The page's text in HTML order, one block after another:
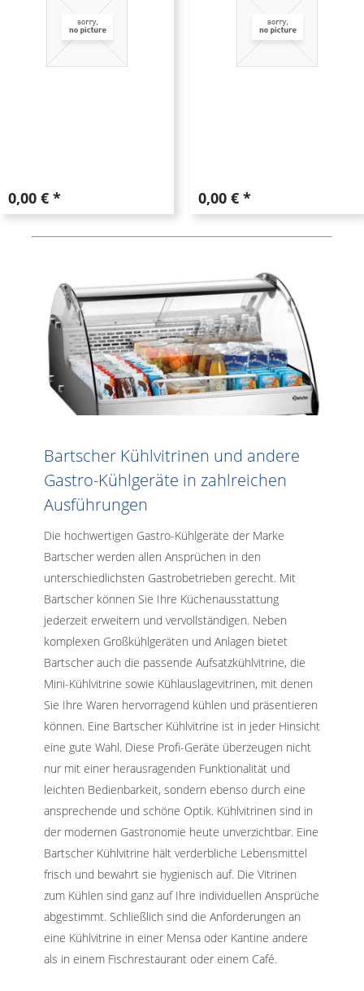
0,00 € * 0,00 € *
Bartscher Kühlvitrinen und andere
Gastro-Kühlgeräte in zahlreichen
Ausführungen
Die hochwertigen Gastro-Kühlgeräte der Marke
Bartscher werden allen Ansprüchen in den
unterschiedlichsten Gastrobetrieben gerecht. Mit
Bartscher können Sie Ihre Küchenausstattung
jederzeit erweitern und vervollständigen. Neben
komplexen Großkühlgeräten und Anlagen bietet
Bartscher auch die passende Aufsatzkühlvitrine, die
Mini-Kühlvitrine sowie Kühlauslagevitrinen, mit denen
Sie Ihre Waren hervorragend kühlen und präsentieren
können. Eine Bartscher Kühlvitrine ist in jeder Hinsicht
eine gute Wahl. Diese Profi-Geräte überzeugen nicht
nur mit einer herausragenden Funktionalität und
leichten Bedienbarkeit, sondern ebenso durch eine
ansprechende und schöne Optik. Kühlvitrinen sind in
der modernen Gastronomie heute unverzichtbar. Eine
Bartscher Kühlvitrine hält verderbliche Lebensmittel
frisch und bewahrt sie hygienisch auf. Die Vitrinen
zum Kühlen sind ganz auf Ihre individuellen Ansprüche
abgestimmt. Schließlich sind die Anforderungen an
eine Kühlvitrine in einer Mensa oder Kantine andere
als in einem Fischrestaurant oder einem Café.